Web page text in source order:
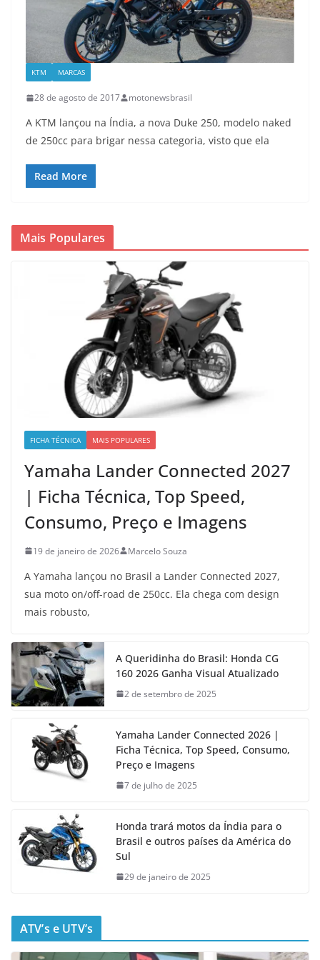
KTM MARCAS
28 de agosto de 2017 motonewsbrasil
A KTM lançou na Índia, a nova Duke 250, modelo naked
de 250cc para brigar nessa categoria, visto que ela
Read More
Mais Populares
FICHA TÉCNICA MAIS POPULARES
Yamaha Lander Connected 2027
| Ficha Técnica, Top Speed,
Consumo, Preço e Imagens
19 de janeiro de 2026 Marcelo Souza
A Yamaha lançou no Brasil a Lander Connected 2027,
sua moto on/off-road de 250cc. Ela chega com design
mais robusto,
A Queridinha do Brasil: Honda CG
160 2026 Ganha Visual Atualizado
2 de setembro de 2025
Yamaha Lander Connected 2026 |
Ficha Técnica, Top Speed, Consumo,
Preço e Imagens
7 de julho de 2025
Honda trará motos da Índia para o
Brasil e outros países da América do
Sul
29 de janeiro de 2025
ATV’s e UTV’s